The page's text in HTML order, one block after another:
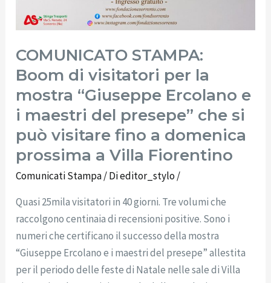
COMUNICATO STAMPA:
Boom di visitatori per la
mostra “Giuseppe Ercolano e
i maestri del presepe” che si
può visitare fino a domenica
prossima a Villa Fiorentino
Comunicati Stampa/ Dieditor_stylo/
Quasi 25mila visitatori in 40 giorni. Tre volumi che
raccolgono centinaia di recensioni positive. Sono i
numeri che certificano il successo della mostra
“Giuseppe Ercolano e i maestri del presepe” allestita
per il periodo delle feste di Natale nelle sale di Villa
fino
domenica
prossima
a
Villa
Fiorentino